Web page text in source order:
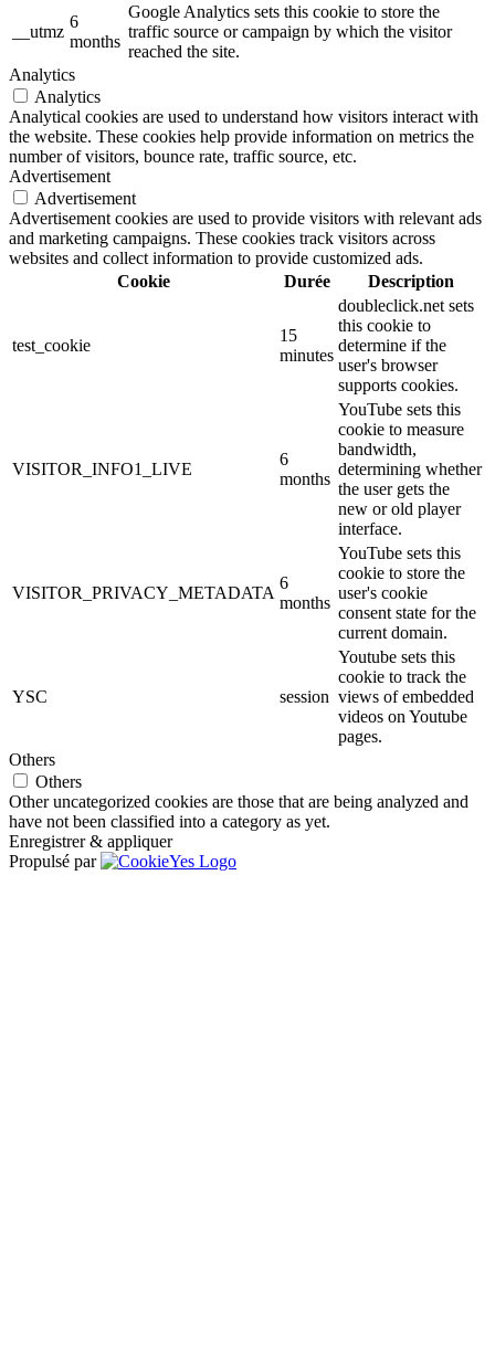
__utmz
6
months
Google Analytics sets this cookie to store the
traffic source or campaign by which the visitor
reached the site.
Analytics
Analytics
Analytical cookies are used to understand how visitors interact with
the website. These cookies help provide information on metrics the
number of visitors, bounce rate, traffic source, etc.
Advertisement
Advertisement
Advertisement cookies are used to provide visitors with relevant ads
and marketing campaigns. These cookies track visitors across
websites and collect information to provide customized ads.
Cookie
Durée Description
test_cookie
15
minutes
doubleclick.net sets
this cookie to
determine if the
user's browser
supports cookies.
VISITOR_INFO1_LIVE
6
months
YouTube sets this
cookie to measure
bandwidth,
determining whether
the user gets the
new or old player
interface.
VISITOR_PRIVACY_METADATA
6
months
YouTube sets this
cookie to store the
user's cookie
consent state for the
current domain.
YSC session
Youtube sets this
cookie to track the
views of embedded
videos on Youtube
pages.
Others
Others
Other uncategorized cookies are those that are being analyzed and
have not been classified into a category as yet.
Enregistrer & appliquer
Propulsé par